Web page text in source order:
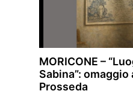
MORICONE –
Sabina”:
Prosseda